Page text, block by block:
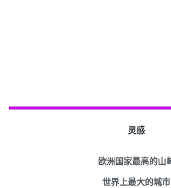
灵感
欧洲国家最高的山
世界上最大的城市